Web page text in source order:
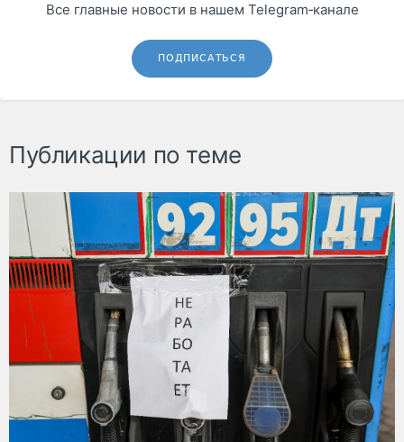
Все главные новости в нашем Telegram‑канале
ПОДПИСАТЬСЯ
Публикации по теме